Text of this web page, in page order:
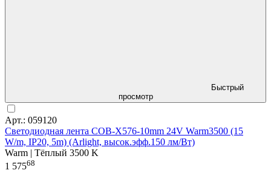
Быстрый
просмотр
Арт.: 059120
Светодиодная лента COB-X576-10mm 24V Warm3500 (15
W/m, IP20, 5m) (Arlight, высок.эфф.150 лм/Вт)
Warm | Тёплый 3500 K
1 57568